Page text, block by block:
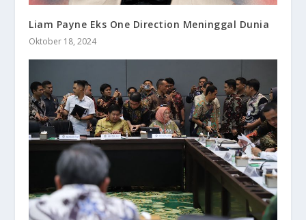
Liam Payne Eks One Direction Meninggal Dunia
Oktober 18, 2024